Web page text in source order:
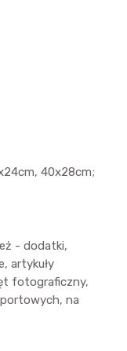
40x28cm;
- dodatki,
artykuły
fotograficzny,
na